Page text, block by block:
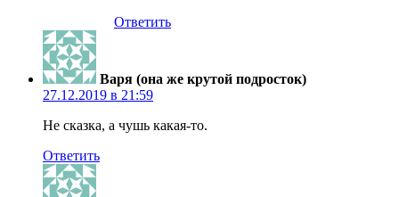
Ответить
Варя (она же крутой подросток)
27.12.2019 в 21:59
Не сказка, а чушь какая-то.
Ответить